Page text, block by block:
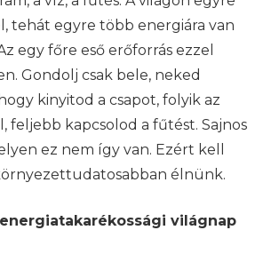
tehát egyre több energiára van
egy főre eső erőforrás ezzel
Gondolj csak bele, neked
kinyitod a csapot, folyik az
feljebb kapcsolod a fűtést. Sajnos
ez nem így van. Ezért kell
élnünk.
világnap